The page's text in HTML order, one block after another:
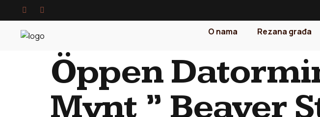
O nama Rezana građa
Öppen
Mynt ” Beaver